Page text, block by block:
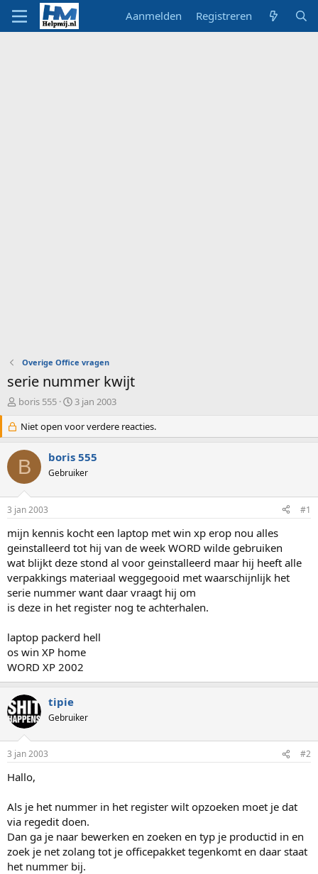
Aanmelden Registreren
Overige Office vragen
serie nummer kwijt
O
d
e
r
w
e
s
t
a
r
t
e
r
boris 555
S
a
r
d
a
m
3 jan 2003
Niet open voor verdere reacties.
B boris 555
Gebruiker
3 jan 2003 #1
mijn kennis kocht een laptop met win xp erop nou alles
geinstalleerd tot hij van de week WORD wilde gebruiken
wat blijkt deze stond al voor geinstalleerd maar hij heeft alle
verpakkings materiaal weggegooid met waarschijnlijk het
serie nummer want daar vraagt hij om
is deze in het register nog te achterhalen.
laptop packerd hell
os win XP home
WORD XP 2002
tipie
Gebruiker
3 jan 2003 #2
Hallo,
Als je het nummer in het register wilt opzoeken moet je dat
via regedit doen.
Dan ga je naar bewerken en zoeken en typ je productid in en
zoek je net zolang tot je officepakket tegenkomt en daar staat
het nummer bij.